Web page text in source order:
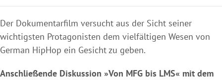
Der Dokumentarfilm versucht aus der Sicht seiner
wichtigsten Protagonisten dem vielfältigen Wesen von
German HipHop ein Gesicht zu geben.
Anschließende Diskussion »Von MFG bis LMS« mit dem